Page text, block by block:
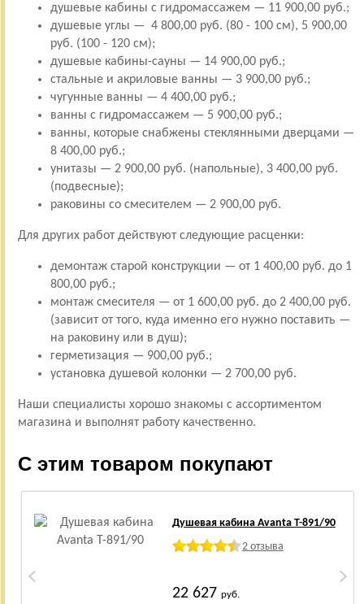
душевые кабины с гидромассажем — 11 900,00 руб.;
душевые углы — 4 800,00 руб. (80 - 100 см), 5 900,00
руб. (100 - 120 см);
душевые кабины-сауны — 14 900,00 руб.;
стальные и акриловые ванны — 3 900,00 руб.;
чугунные ванны — 4 400,00 руб.;
ванны с гидромассажем — 5 900,00 руб.;
ванны, которые снабжены стеклянными дверцами —
8 400,00 руб.;
унитазы — 2 900,00 руб. (напольные), 3 400,00 руб.
(подвесные);
раковины со смесителем — 2 900,00 руб.
Для других работ действуют следующие расценки:
демонтаж старой конструкции — от 1 400,00 руб. до 1
800,00 руб.;
монтаж смесителя — от 1 600,00 руб. до 2 400,00 руб.
(зависит от того, куда именно его нужно поставить —
на раковину или в душ);
герметизация — 900,00 руб.;
установка душевой колонки — 2 700,00 руб.
Наши специалисты хорошо знакомы с ассортиментом
магазина и выполнят работу качественно.
С этим товаром покупают
Душевая кабина Avanta T-891/90
2 отзыва
22 627 руб.